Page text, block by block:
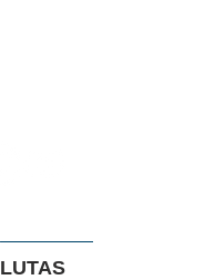
LUTAS